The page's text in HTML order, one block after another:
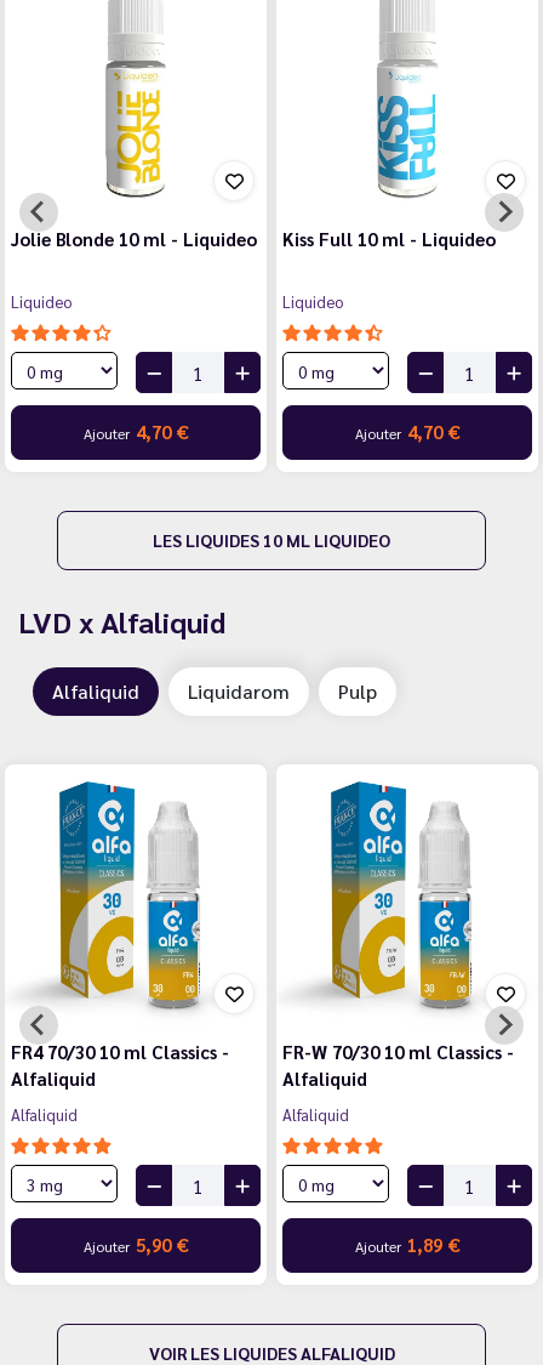
Jolie Blonde 10 ml - Liquideo
Liquideo
Ajouter 4,70 €
Kiss Full 10 ml - Liquideo
Liquideo
Ajouter 4,70 €
LES LIQUIDES 10 ML LIQUIDEO
LVD x Alfaliquid
Alfaliquid Liquidarom Pulp
FR4 70/30 10 ml Classics -
Alfaliquid
Alfaliquid
Ajouter 5,90 €
FR-W 70/30 10 ml Classics -
Alfaliquid
Alfaliquid
Ajouter 1,89 €
VOIR LES LIQUIDES ALFALIQUID